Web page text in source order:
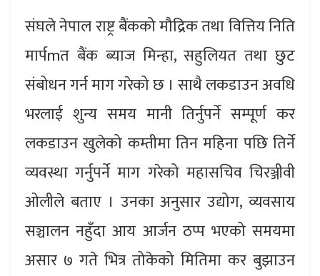
संघले नेपाल राष्ट्र बैंकको मौद्रिक तथा वित्तिय निति
मार्पmत बैंक ब्याज मिन्हा, सहुलियत तथा छुट
संबोधन गर्न माग गरेको छ । साथै लकडाउन अवधि
भरलाई शुन्य समय मानी तिर्नुपर्ने सम्पूर्ण कर
लकडाउन खुलेको कम्तीमा तिन महिना पछि तिर्ने
व्यवस्था गर्नुपर्ने माग गरेको महासचिव चिरञ्जीवी
ओलीले बताए । उनका अनुसार उद्योग, व्यवसाय
सञ्चालन नहुँदा आय आर्जन ठप्प भएको समयमा
असार ७ गते भित्र तोकेको मितिमा कर बुझाउन